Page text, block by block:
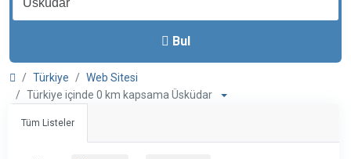
Bul
Türkiye
Web Sitesi
Türkiye içinde 0 km kapsama Üsküdar
Tüm Listeler